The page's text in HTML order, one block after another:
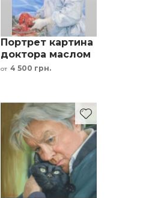
Портрет картина
доктора маслом
по фото картина
от 4 500 грн.